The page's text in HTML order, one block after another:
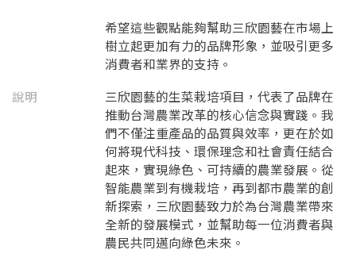
希望這些觀點能夠幫助三欣園藝在市場上
樹立起更加有力的品牌形象，並吸引更多
消費者和業界的支持。
說明
三欣園藝的生菜栽培項目，代表了品牌在
推動台灣農業改革的核心信念與實踐。我
們不僅注重產品的品質與效率，更在於如
何將現代科技、環保理念和社會責任結合
起來，實現綠色、可持續的農業發展。從
智能農業到有機栽培，再到都市農業的創
新探索，三欣園藝致力於為台灣農業帶來
全新的發展模式，並幫助每一位消費者與
農民共同邁向綠色未來。